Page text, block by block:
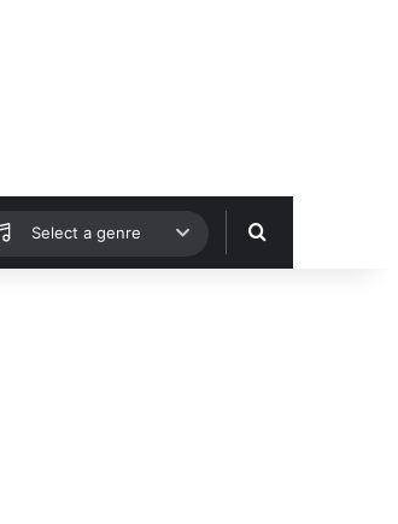
Select a genre Hledat